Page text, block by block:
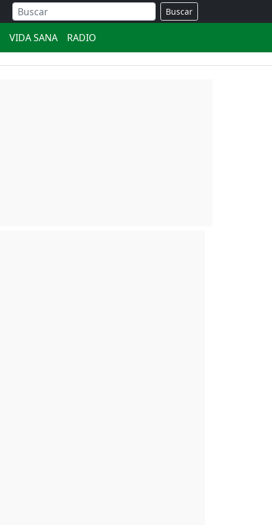
Buscar
VIDA SANA RADIO